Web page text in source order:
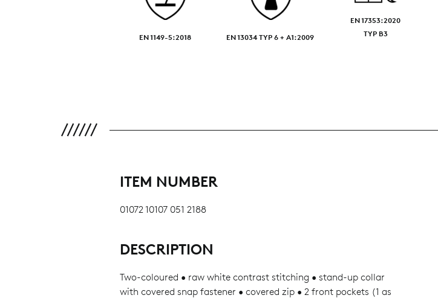
EN 1149-5:2018 EN 13034 TYP 6 + A1:2009
EN 17353:2020
TYP B3
ITEM NUMBER
01072 10107 051 2188
DESCRIPTION
Two-coloured • raw white contrast stitching • stand-up collar
with covered snap fastener • covered zip • 2 front pockets (1 as